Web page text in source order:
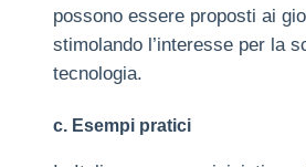
possono essere proposti ai
stimolando l’interesse per la
tecnologia.
c. Esempi pratici